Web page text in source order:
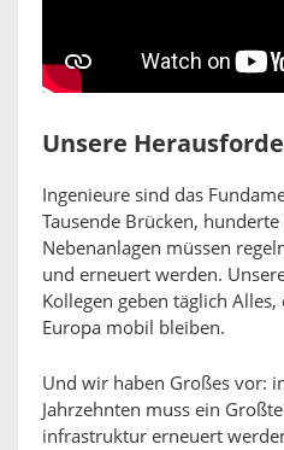
Unsere
Ingenieure sind das
Tausende Brücken,
Nebenanlagen müssen
und erneuert werden.
Kollegen geben täglich
Europa mobil bleiben.
Und wir haben Großes vor:
Jahrzehnten muss ein
infrastruktur erneuert